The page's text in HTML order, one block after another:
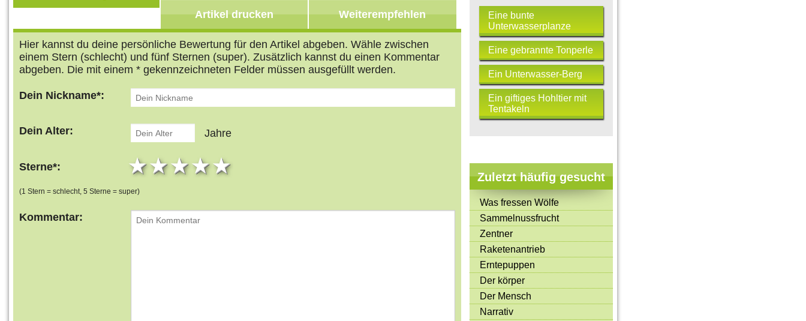
Artikel drucken
Weiterempfehlen
Hier kannst du deine persönliche Bewertung für den Artikel abgeben. Wähle zwischen
einem Stern (schlecht) und fünf Sternen (super). Zusätzlich kannst du einen Kommentar
abgeben. Die mit einem * gekennzeichneten Felder müssen ausgefüllt werden.
Dein Nickname*:
Dein Alter: Jahre
Sterne*: 4 stars
3 stars
2 stars
1 star
(1 Stern = schlecht, 5 Sterne = super)
Kommentar:
Eine bunte
Unterwasserplanze
Eine gebrannte Tonperle
Ein Unterwasser-Berg
Ein giftiges Hohltier mit
Tentakeln
Zuletzt häufig gesucht
Was fressen Wölfe
Sammelnussfrucht
Zentner
Raketenantrieb
Erntepuppen
Der körper
Der Mensch
Narrativ